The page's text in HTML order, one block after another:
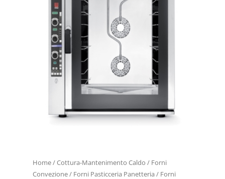
Home/Cottura-Mantenimento Caldo / Forni
Convezione/ Forni Pasticceria Panetteria / Forni